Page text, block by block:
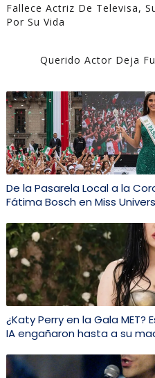
Fallece Actriz De Televisa,
Por Su Vida
Querido Actor Deja
De la Pasarela Local a la
Fátima Bosch en Miss
¿Katy Perry en la Gala
IA engañaron hasta a su